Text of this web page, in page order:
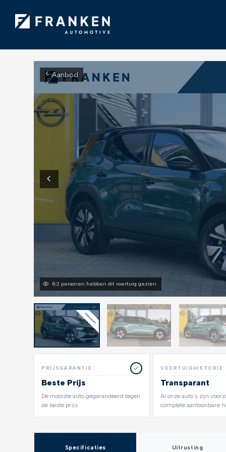
Diensten
82 personen hebben dit voertuig gezien
Aanbod
PRIJSGARANTIE
Beste Prijs
De mooiste auto gegarandeerd tegen
de beste prijs
VOERTUIGHISTORIE
Transparant
Al onze auto's zijn
complete aantoonbare
Specificaties Uitrusting